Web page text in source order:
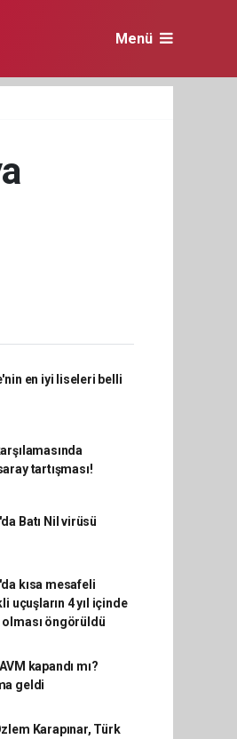
Menü
en iyi liseleri belli
tartışması!
Batı Nil virüsü
kısa mesafeli
uçuşların 4 yıl içinde
öngörüldü
AVM kapandı mı?
geldi
Karapınar, Türk